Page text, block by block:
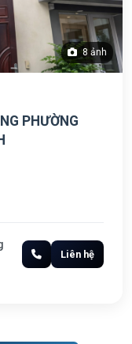
8 ảnh
PHƯỜNG
Liên hệ